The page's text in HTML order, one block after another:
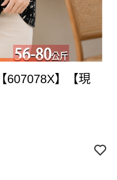
607078X】【現